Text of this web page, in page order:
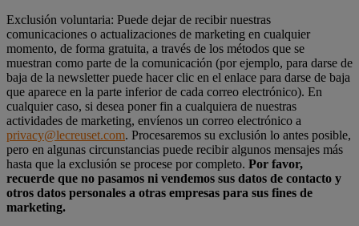
Exclusión voluntaria: Puede dejar de recibir nuestras
comunicaciones o actualizaciones de marketing en cualquier
momento, de forma gratuita, a través de los métodos que se
muestran como parte de la comunicación (por ejemplo, para darse de
baja de la newsletter puede hacer clic en el enlace para darse de baja
que aparece en la parte inferior de cada correo electrónico). En
cualquier caso, si desea poner fin a cualquiera de nuestras
actividades de marketing, envíenos un correo electrónico a
privacy@lecreuset.com. Procesaremos su exclusión lo antes posible,
pero en algunas circunstancias puede recibir algunos mensajes más
hasta que la exclusión se procese por completo. Por favor,
recuerde que no pasamos ni vendemos sus datos de contacto y
otros datos personales a otras empresas para sus fines de
marketing.